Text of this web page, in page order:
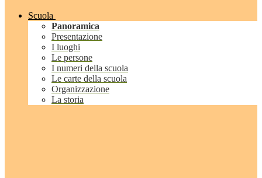
Scuola
Panoramica
Presentazione
I luoghi
Le persone
I numeri della scuola
Le carte della scuola
Organizzazione
La storia